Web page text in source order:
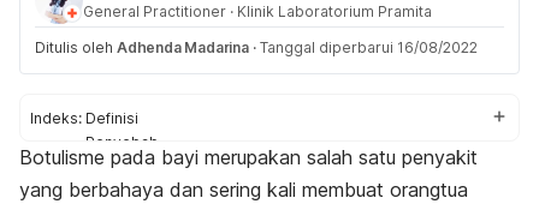
General Practitioner · Klinik Laboratorium Pramita
Ditulis oleh Adhenda Madarina · Tanggal diperbarui 16/08/2022
Indeks: Definisi
Penyebab
Gejala
Diagnosis
Botulisme pada bayi merupakan salah satu penyakit
yang berbahaya dan sering kali membuat orangtua